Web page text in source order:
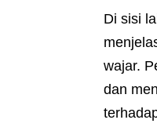
Di sisi
wajar.
dan